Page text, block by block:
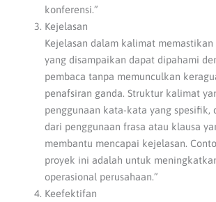
konferensi.”
Kejelasan
Kejelasan dalam kalimat memastikan
yang disampaikan dapat dipahami
pembaca tanpa memunculkan
penafsiran ganda. Struktur kalimat
penggunaan kata-kata yang spesifik,
dari penggunaan frasa atau klausa
membantu mencapai kejelasan.
proyek ini adalah untuk
operasional perusahaan.”
Keefektifan